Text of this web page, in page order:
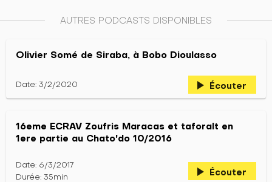
AUTRES PODCASTS DISPONIBLES
Olivier Somé de Siraba, à Bobo Dioulasso
Date: 3/2/2020 play_arrow Écouter
16eme ECRAV Zoufris Maracas et taforalt en
1ere partie au Chato'do 10/2016
Date: 6/3/2017
Durée: 35min
play_arrow Écouter